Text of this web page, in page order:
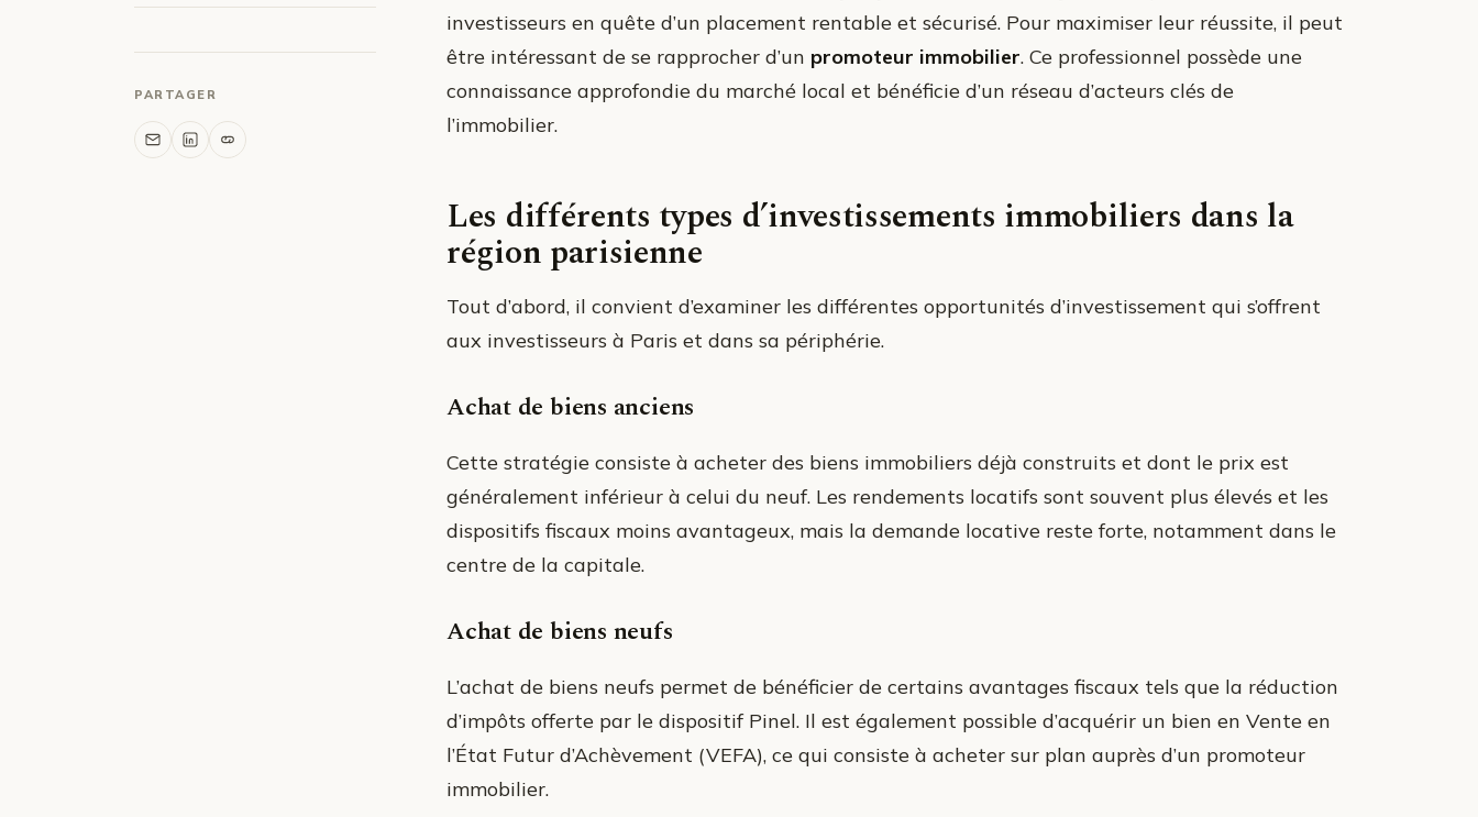
PARTAGER
investisseurs en quête d’un placement rentable et sécurisé. Pour maximiser leur réussite, il peut
être intéressant de se rapprocher d’un promoteur immobilier. Ce professionnel possède une
connaissance approfondie du marché local et bénéficie d’un réseau d’acteurs clés de
l’immobilier.
Les différents types d’investissements immobiliers dans la
région parisienne
Tout d’abord, il convient d’examiner les différentes opportunités d’investissement qui s’offrent
aux investisseurs à Paris et dans sa périphérie.
Achat de biens anciens
Cette stratégie consiste à acheter des biens immobiliers déjà construits et dont le prix est
généralement inférieur à celui du neuf. Les rendements locatifs sont souvent plus élevés et les
dispositifs fiscaux moins avantageux, mais la demande locative reste forte, notamment dans le
centre de la capitale.
Achat de biens neufs
L’achat de biens neufs permet de bénéficier de certains avantages fiscaux tels que la réduction
d’impôts offerte par le dispositif Pinel. Il est également possible d’acquérir un bien en Vente en
l’État Futur d’Achèvement (VEFA), ce qui consiste à acheter sur plan auprès d’un promoteur
immobilier.